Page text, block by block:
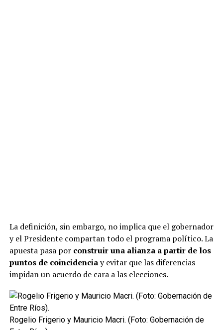
La definición, sin embargo, no implica que el gobernador
y el Presidente compartan todo el programa político. La
apuesta pasa por construir una alianza a partir de los
puntos de coincidenciay evitar que las diferencias
impidan un acuerdo de cara a las elecciones.
Rogelio Frigerio y Mauricio Macri. (Foto: Gobernación de